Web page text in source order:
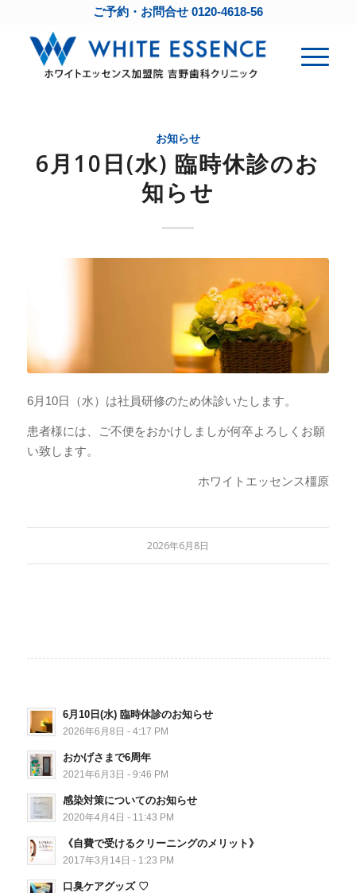
ご予約・お問合せ 0120-4618-56
お知らせ
6月10日(水) 臨時休診のお
知らせ
6月10日（水）は社員研修のため休診いたします。
患者様には、ご不便をおかけしましが何卒よろしくお願
い致します。
ホワイトエッセンス橿原
2026年6月8日
6月10日(水) 臨時休診のお知らせ
2026年6月8日 - 4:17 PM
おかげさまで6周年
2021年6月3日 - 9:46 PM
感染対策についてのお知らせ
2020年4月4日 - 11:43 PM
《自費で受けるクリーニングのメリット》
2017年3月14日 - 1:23 PM
口臭ケアグッズ ♡